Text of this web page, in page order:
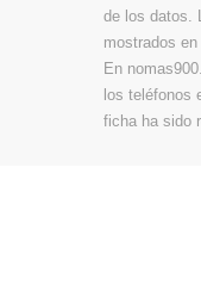
de los datos.
mostrados
En
los teléfonos
ficha ha sido